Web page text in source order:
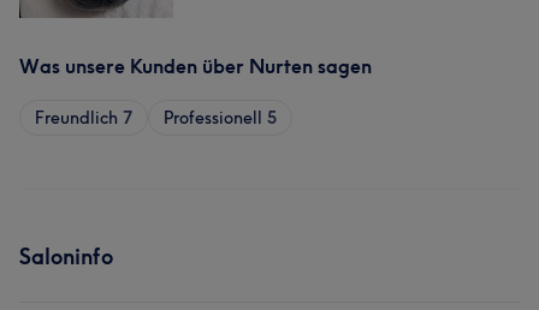
Was unsere Kunden über Nurten sagen
Freundlich 7 Professionell 5
Saloninfo